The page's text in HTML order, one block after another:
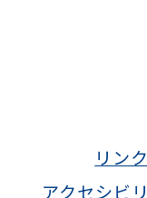
リン
アクセシビ